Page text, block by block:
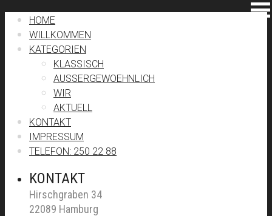
HOME
WILLKOMMEN
KATEGORIEN
KLASSISCH
AUSSERGEWOEHNLICH
WIR
AKTUELL
KONTAKT
IMPRESSUM
TELEFON: 250 22 88
KONTAKT
Hirschgraben 34
22089 Hamburg